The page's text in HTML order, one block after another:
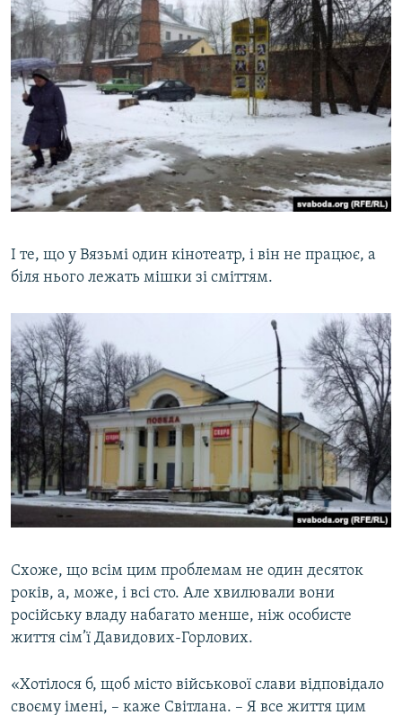
І те, що у Вязьмі один кінотеатр, і він не працює, а
біля нього лежать мішки зі сміттям.
Схоже, що всім цим проблемам не один десяток
років, а, може, і всі сто. Але хвилювали вони
російську владу набагато менше, ніж особисте
життя сім’ї Давидових-Горлових.
«Хотілося б, щоб місто військової слави відповідало
своєму імені, – каже Світлана. – Я все життя цим